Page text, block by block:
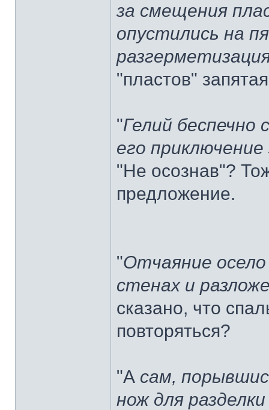
за смещения
опустились на
"пластов"
"Гелий беспечно
его
"Не осознав"?
предложение.
"Отчаяние
стенах и
сказано, что
повторяться?
"А сам,
нож для